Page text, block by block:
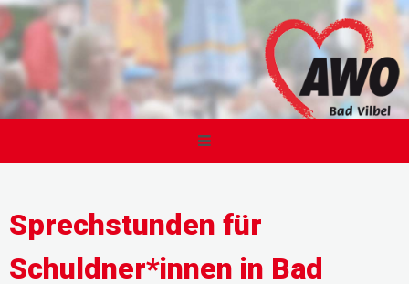
Sprechstunden für
Schuldner*innen in Bad